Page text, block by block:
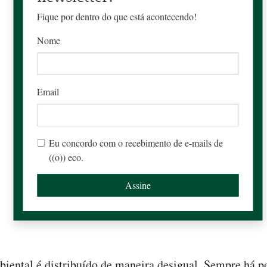
Fique por dentro do que está acontecendo!
Nome
Email
Eu concordo com o recebimento de e-mails de
((o)) eco.